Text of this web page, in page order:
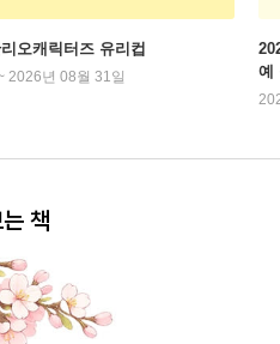
오캐릭터즈 유리컵
2026년 08월 31일
예
책